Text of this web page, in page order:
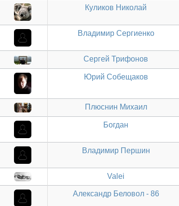
Куликов Николай
Владимир Сергиенко
Сергей Трифонов
Юрий Собещаков
Плюснин Михаил
Богдан
Владимир Першин
Valei
Александр Беловол - 86